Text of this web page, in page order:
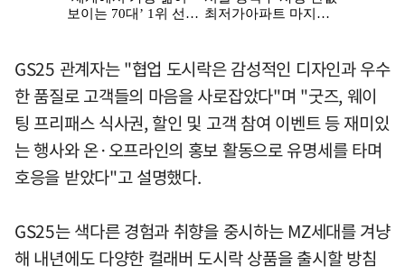
GS25 관계자는 "협업 도시락은 감성적인 디자인과 우수
한 품질로 고객들의 마음을 사로잡았다"며 "굿즈, 웨이
팅 프리패스 식사권, 할인 및 고객 참여 이벤트 등 재미있
는 행사와 온·오프라인의 홍보 활동으로 유명세를 타며
호응을 받았다"고 설명했다.
GS25는 색다른 경험과 취향을 중시하는 MZ세대를 겨냥
해 내년에도 다양한 컬래버 도시락 상품을 출시할 방침